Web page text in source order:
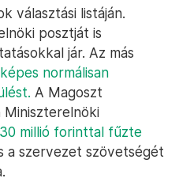
választási listáján.
posztját is
jár. Az más
normálisan
A Magoszt
Miniszterelnöki
30 millió forinttal fűzte
a szervezet szövetségét